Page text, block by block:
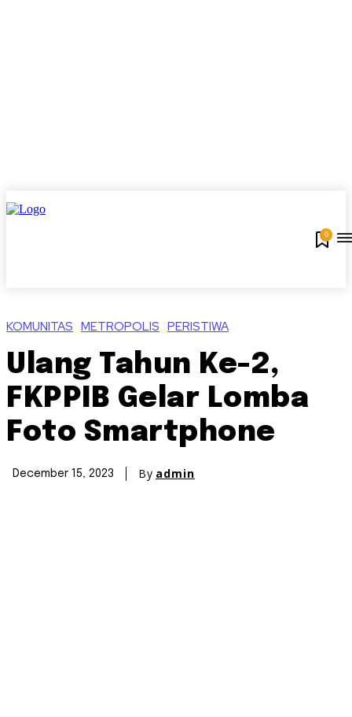
0
KOMUNITAS METROPOLIS PERISTIWA
Ulang Tahun Ke-2,
FKPPIB Gelar Lomba
Foto Smartphone
December 15, 2023 By admin